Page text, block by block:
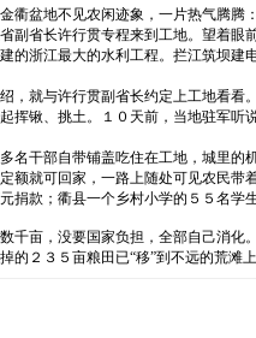
衢盆地不见农闲迹象，一片热气腾
副省长许行贯专程来到工地。望着
的浙江最大的水利工程。拦江筑坝
，就与许行贯副省长约定上工地看看。
挥锹、挑土。１０天前，当地驻军
名干部自带铺盖吃住在工地，城里的
额就可回家，一路上随处可见农民带
捐款；衢县一个乡村小学的５５名
千亩，没要国家负担，全部自己消化
的２３５亩粮田已“移”到不远的荒滩